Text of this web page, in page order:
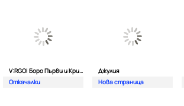
V:RGO| Боро Първи и Криско
Откачалки
Джулия
Нова страница